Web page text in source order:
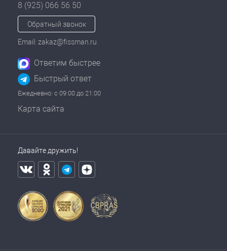
8 (925) 066 56 50
Обратный звонок
Email: zakaz@fissman.ru
Ответим быстрее
Быстрый ответ
Ежедневно: с 09:00 до 21:00
Карта сайта
Давайте дружить!